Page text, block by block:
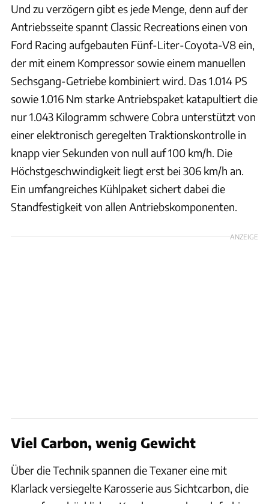
Und zu verzögern gibt es jede Menge, denn auf der
Antriebsseite spannt Classic Recreations einen von
Ford Racing aufgebauten Fünf-Liter-Coyota-V8 ein,
der mit einem Kompressor sowie einem manuellen
Sechsgang-Getriebe kombiniert wird. Das 1.014 PS
sowie 1.016 Nm starke Antriebspaket katapultiert die
nur 1.043 Kilogramm schwere Cobra unterstützt von
einer elektronisch geregelten Traktionskontrolle in
knapp vier Sekunden von null auf 100 km/h. Die
Höchstgeschwindigkeit liegt erst bei 306 km/h an.
Ein umfangreiches Kühlpaket sichert dabei die
Standfestigkeit von allen Antriebskomponenten.
ANZEIGE
Viel Carbon, wenig Gewicht
Über die Technik spannen die Texaner eine mit
Klarlack versiegelte Karosserie aus Sichtcarbon, die